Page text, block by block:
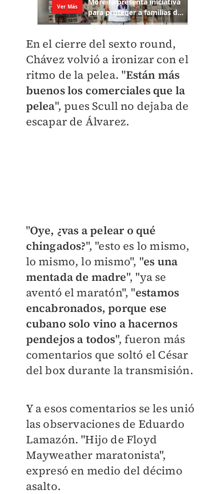
En el cierre del sexto round,
Chávez volvió a ironizar con el
ritmo de la pelea. "Están más
buenos los comerciales que la
pelea", pues Scull no dejaba de
escapar de Álvarez.
"Oye, ¿vas a pelear o qué
chingados?", "esto es lo mismo,
lo mismo, lo mismo", "es una
mentada de madre", "ya se
aventó el maratón", "estamos
encabronados, porque ese
cubano solo vino a hacernos
pendejos a todos", fueron más
comentarios que soltó el César
del box durante la transmisión.
Y a esos comentarios se les unió
las observaciones de Eduardo
Lamazón. "Hijo de Floyd
Mayweather maratonista",
expresó en medio del décimo
asalto.